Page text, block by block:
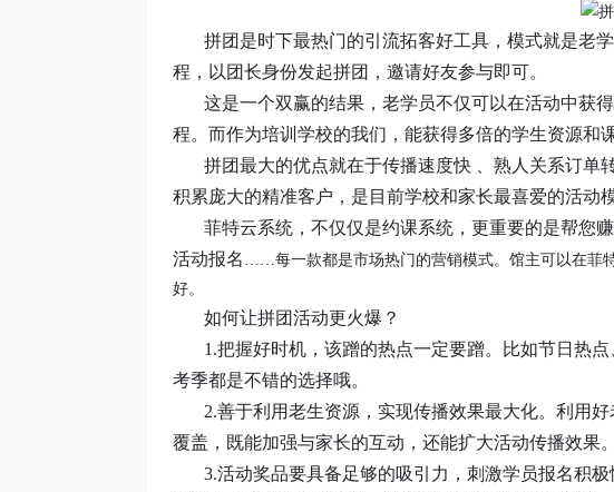
拼团是时下最热门的引流拓客好工具，模式就是老
程，以团长身份发起拼团，邀请好友参与即可。
这是一个双赢的结果，老学员不仅可以在活动中获
程。而作为培训学校的我们，能获得多倍的学生资源和
拼团最大的优点就在于传播速度快 、熟人关系订单
积累庞大的精准客户，是目前学校和家长最喜爱的活动模
菲特云系统，不仅仅是约课系统，更重要的是帮您
活动报名 ……每一款都是市场热门的营销模式。馆主可以在菲
好。
如何让拼团活动更火爆？
1.把握好时机，该蹭的热点一定要蹭。比如节日热
考季都是不错的选择哦。
2.善于利用老生资源，实现传播效果最大化。利用
覆盖，既能加强与家长的互动，还能扩大活动传播效果。
3.活动奖品要具备足够的吸引力，刺激学员报名积